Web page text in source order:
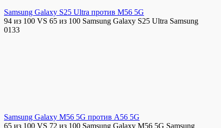
Samsung Galaxy S25 Ultra против M56 5G
94 из 100 VS 65 из 100 Samsung Galaxy S25 Ultra Samsung
0133
Samsung Galaxy M56 5G против A56 5G
65 из 100 VS 72 из 100 Samsung Galaxy M56 5G Samsung